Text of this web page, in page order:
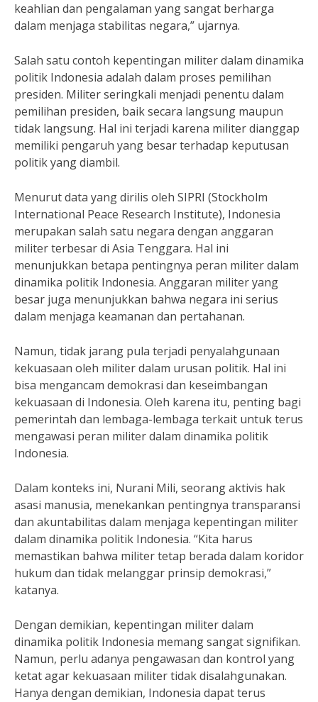
keahlian dan pengalaman yang sangat berharga
dalam menjaga stabilitas negara,” ujarnya.
Salah satu contoh kepentingan militer dalam dinamika
politik Indonesia adalah dalam proses pemilihan
presiden. Militer seringkali menjadi penentu dalam
pemilihan presiden, baik secara langsung maupun
tidak langsung. Hal ini terjadi karena militer dianggap
memiliki pengaruh yang besar terhadap keputusan
politik yang diambil.
Menurut data yang dirilis oleh SIPRI (Stockholm
International Peace Research Institute), Indonesia
merupakan salah satu negara dengan anggaran
militer terbesar di Asia Tenggara. Hal ini
menunjukkan betapa pentingnya peran militer dalam
dinamika politik Indonesia. Anggaran militer yang
besar juga menunjukkan bahwa negara ini serius
dalam menjaga keamanan dan pertahanan.
Namun, tidak jarang pula terjadi penyalahgunaan
kekuasaan oleh militer dalam urusan politik. Hal ini
bisa mengancam demokrasi dan keseimbangan
kekuasaan di Indonesia. Oleh karena itu, penting bagi
pemerintah dan lembaga-lembaga terkait untuk terus
mengawasi peran militer dalam dinamika politik
Indonesia.
Dalam konteks ini, Nurani Mili, seorang aktivis hak
asasi manusia, menekankan pentingnya transparansi
dan akuntabilitas dalam menjaga kepentingan militer
dalam dinamika politik Indonesia. “Kita harus
memastikan bahwa militer tetap berada dalam koridor
hukum dan tidak melanggar prinsip demokrasi,”
katanya.
Dengan demikian, kepentingan militer dalam
dinamika politik Indonesia memang sangat signifikan.
Namun, perlu adanya pengawasan dan kontrol yang
ketat agar kekuasaan militer tidak disalahgunakan.
Hanya dengan demikian, Indonesia dapat terus